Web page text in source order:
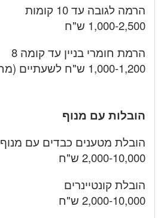
הרמה לגובה עד 10 קומות
1,000-2,500 ש"ח
הרמת חומרי בניין עד קומה 8
1,000-1,200 ש"ח לשעתיים (מחיר ללא פועלים)
הובלות עם מנוף
הובלת מטענים כבדים עם מנוף
2,000-10,000 ש"ח
הובלת קונטיינרים
2,000-10,000 ש"ח